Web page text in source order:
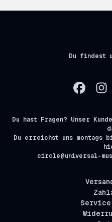
Du findest
Du hast Fragen? Unser
Du erreichst uns montags
circle@universal-